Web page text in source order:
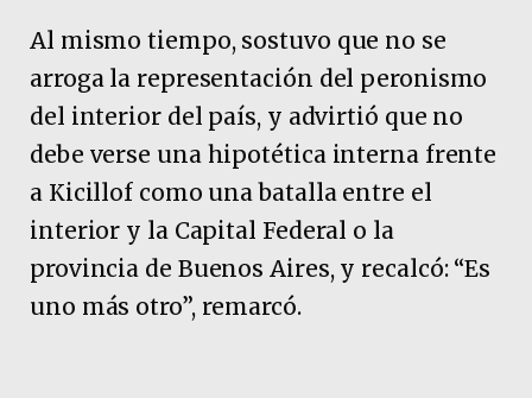
Al mismo tiempo, sostuvo que no se
arroga la representación del peronismo
del interior del país, y advirtió que no
debe verse una hipotética interna frente
a Kicillof como una batalla entre el
interior y la Capital Federal o la
provincia de Buenos Aires, y recalcó: “Es
uno más otro”, remarcó.